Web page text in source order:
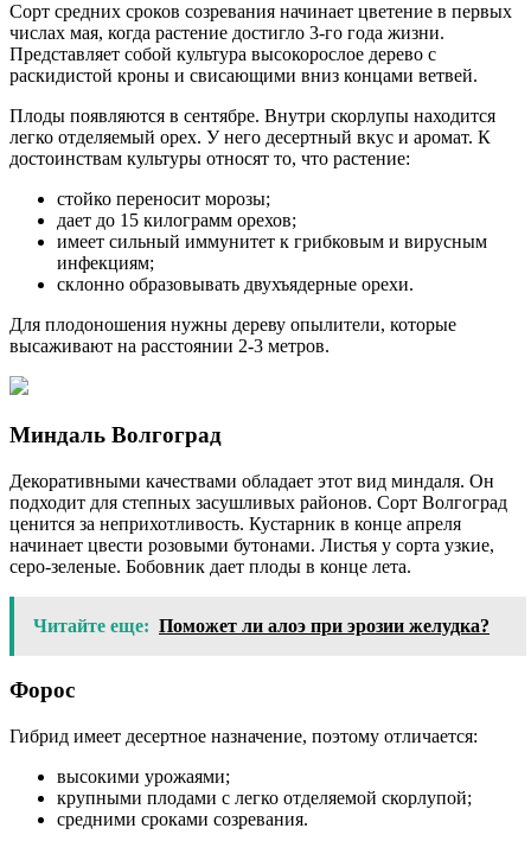
Сорт средних сроков созревания начинает цветение в первых
числах мая, когда растение достигло 3-го года жизни.
Представляет собой культура высокорослое дерево с
раскидистой кроны и свисающими вниз концами ветвей.
Плоды появляются в сентябре. Внутри скорлупы находится
легко отделяемый орех. У него десертный вкус и аромат. К
достоинствам культуры относят то, что растение:
стойко переносит морозы;
дает до 15 килограмм орехов;
имеет сильный иммунитет к грибковым и вирусным
инфекциям;
склонно образовывать двухъядерные орехи.
Для плодоношения нужны дереву опылители, которые
высаживают на расстоянии 2-3 метров.
Миндаль Волгоград
Декоративными качествами обладает этот вид миндаля. Он
подходит для степных засушливых районов. Сорт Волгоград
ценится за неприхотливость. Кустарник в конце апреля
начинает цвести розовыми бутонами. Листья у сорта узкие,
серо-зеленые. Бобовник дает плоды в конце лета.
Читайте еще: Поможет ли алоэ при эрозии желудка?
Форос
Гибрид имеет десертное назначение, поэтому отличается:
высокими урожаями;
крупными плодами с легко отделяемой скорлупой;
средними сроками созревания.